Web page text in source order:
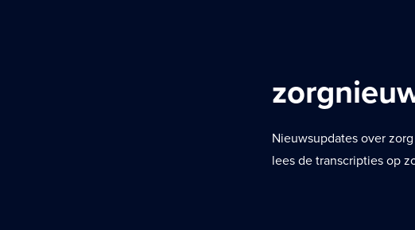
Nieuwsupdates over
lees de transcripties op